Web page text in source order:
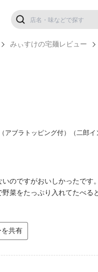
みぃすけの宅麺レビュー
アブラトッピング付）（二郎イ
のですがおいしかったで
野菜をたっぷり入れてたべ
を共有